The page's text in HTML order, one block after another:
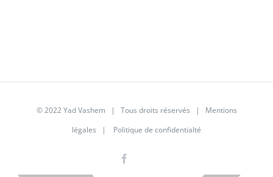
© 2022 Yad Vashem | Tous droits réservés | Mentions
légales | Politique de confidentialté